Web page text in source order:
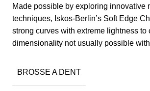
Made possible by exploring innovative
techniques, Iskos-Berlin’s Soft Edge
strong curves with extreme lightness to
dimensionality not usually possible
BROSSE A DENT